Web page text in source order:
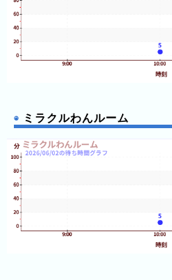
ミラクルわんルーム